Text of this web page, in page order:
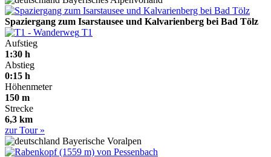
Spaziergang zum Isarstausee und Kalvarienberg bei Bad Tölz
T1
Aufstieg
1:30 h
Abstieg
0:15 h
Höhenmeter
150 m
Strecke
6,3 km
zur Tour »
Bayerische Voralpen